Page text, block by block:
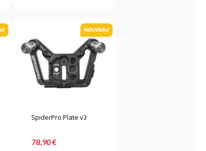
SpiderPro Plate v3
78,90 €